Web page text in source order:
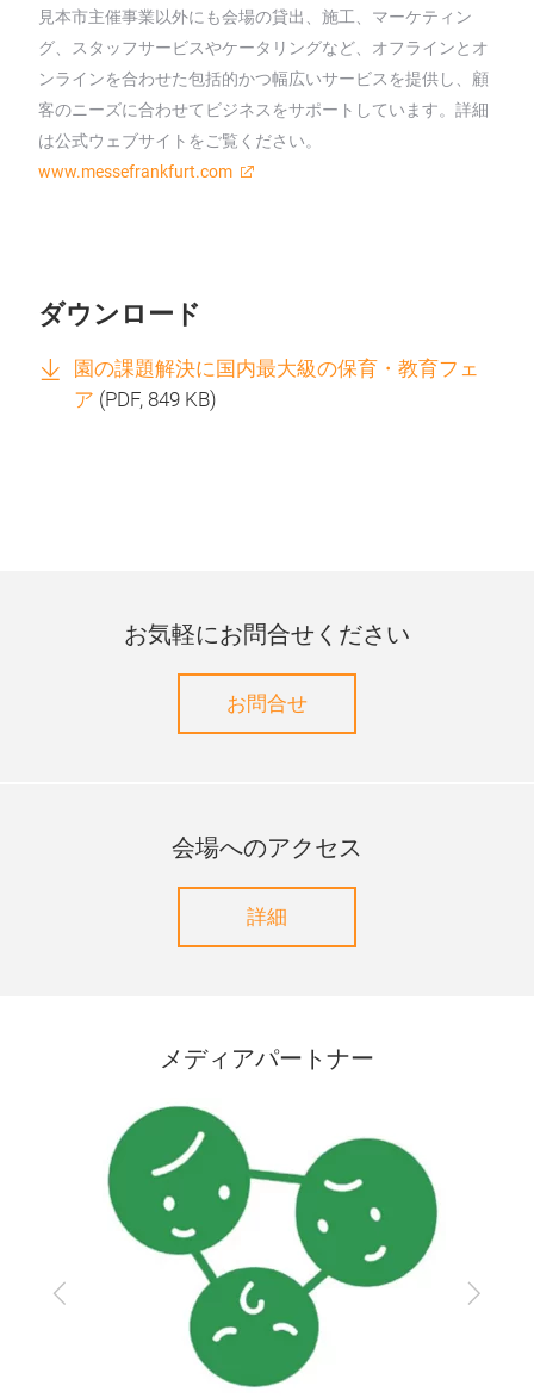
見本市主催事業以外にも会場の貸出、施工、マーケティン
グ、スタッフサービスやケータリングなど、オフラインとオ
ンラインを合わせた包括的かつ幅広いサービスを提供し、顧
客のニーズに合わせてビジネスをサポートしています。詳細
は公式ウェブサイトをご覧ください。
www.messefrankfurt.com
ダウンロード
園の課題解決に国内最大級の保育・教育フェ
ア (PDF, 849 KB)
お気軽にお問合せください
お問合せ
会場へのアクセス
詳細
メディアパートナー
Previous Next